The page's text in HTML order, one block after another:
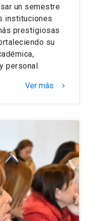
un semestre
instituciones
prestigiosas
su
personal.
Ver más keyboard_arrow_right